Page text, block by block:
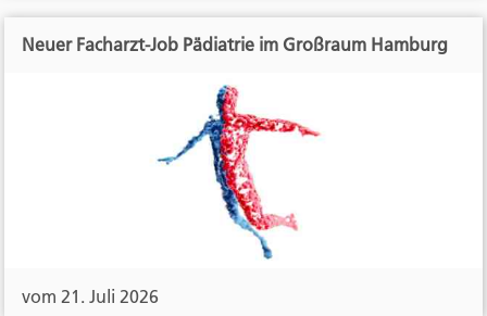
Neuer Facharzt-Job Pädiatrie im Großraum Hamburg
vom 21. Juli 2026